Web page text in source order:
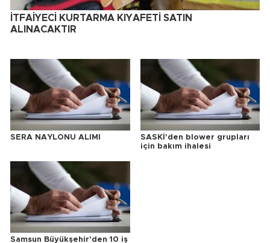
İTFAİYECİ KURTARMA KIYAFETİ SATIN
ALINACAKTIR
SERA NAYLONU ALIMI
SASKİ'den blower grupları
için bakım ihalesi
Samsun Büyükşehir'den 10 iş